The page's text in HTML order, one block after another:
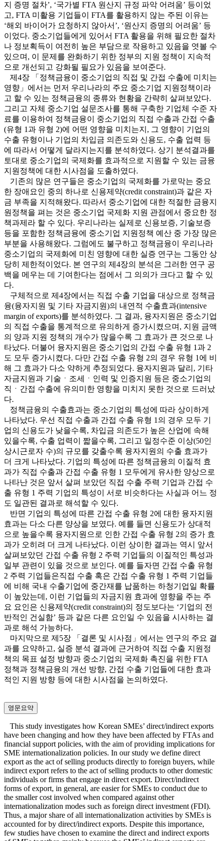
지 증명 절차’, ‘국가별 FTA 원산지 규정 파악 어려움’ 등이었
고, FTA 미활용 기업들이 FTA를 활용하지 않는 주된 이유는
‘해외 바이어가 요청하지 않아서’, ‘원산지 증명의 어려움’ 등
이었다. 중소기업들에게 있어서 FTA 활용을 위해 필요한 절차
나 정보획득이 여전히 높은 부담으로 작용하고 있음을 엿볼 수
있으며, 이 문제를 완화하기 위한 정부의 지원 정책이 지속적
으로 개선되고 강화될 필요가 있음을 보여준다.
제4장 「정책금융이 중소기업의 직접 및 간접 수출에 미치는
영향」에서는 먼저 우리나라의 주요 중소기업 지원정책이라
고 할 수 있는 정책금융의 종류와 현황을 간략히 살펴보았다.
그리고 자체 중소기업 설문조사를 통해 구축한 기업체 수준 자
료를 이용하여 정책금융이 중소기업의 직접 수출과 간접 수출
(유형 1과 유형 2)에 어떤 영향을 미치는지, 그 영향이 기업의
수출 유형이나 기업의 차입금 의존도와 신용도, 수출 업력 등
에 따라서 어떻게 달라지는지를 분석하였다. 상기 분석결과를
토대로 중소기업의 국제화를 효과적으로 지원할 수 있는 금융
지원정책에 대한 시사점을 도출하였다.
기존의 많은 연구들은 중소기업의 국제화를 가로막는 중요
한 장애요인 중의 하나로 신용제약(credit constraint)과 같은 자
금 부족을 지적해왔다. 따라서 중소기업에 대한 적절한 금융지
원정책을 펴는 것은 중소기업 국제화 지원 관점에서 중요한 정
책과제라 할 수 있다. 우리나라는 실제로 신용보증, 기술보증
등을 포함한 정책금융에 중소기업 지원정책 예산 중 가장 많은
부분을 사용해왔다. 그럼에도 불구하고 정책금융이 우리나라
중소기업의 국제화에 미친 영향에 대한 실증 연구는 그동안 상
당히 제한적이었다. 본 연구의 제4장의 분석은 그러한 연구 공
백을 메우는 데 기여한다는 점에서 그 의의가 크다고 할 수 있
다.
구체적으로 제4장에서는 직접 수출 기업을 대상으로 정책금
융(융자지원 및 기타 자금지원)의 내연적 수출효과(intensive
margin of exports)를 분석하였다. 그 결과, 융자지원은 중소기업
의 직접 수출을 통계적으로 유의하게 증가시켰으며, 지원 금액
의 양과 지원 정책의 개수가 많을수록 그 효과가 큰 것으로 나
타났다. 더불어 융자지원은 중소기업의 간접 수출 유형 1과 2
도 모두 증가시켰다. 다만 간접 수출 유형 2의 경우 유형 1에 비
해 그 효과가 다소 약하게 추정되었다. 융자지원과 달리, 기타
자금지원과 기술ㆍ조세ㆍ인력 및 인증지원 등은 중소기업의
직ㆍ간접 수출에 유의미한 영향을 미치지 못한 것으로 드러났
다.
정책금융의 수출효과는 중소기업의 특성에 따라 상이하게
나타났다. 우선 직접 수출과 간접 수출 유형 1의 경우 모두 기
업의 신용도가 낮을수록, 차입금 의존도가 높은 산업에 속해
있을수록, 수출 업력이 짧을수록, 그리고 일정수준 이상(50인
상시근로자 수)의 규모를 갖출수록 융자지원의 수출 효과가
더 크게 나타났다. 기업의 특성에 따른 정책금융의 이질적 효
과가 직접 수출과 간접 수출 유형 1 모두에게 유사한 양상으로
나타난 것은 앞서 살펴 보았던 직접 수출 주력 기업과 간접 수
출 유형 1 주력 기업의 특성이 서로 비슷하다는 사실과 어느 정
도 일관된 결과로 해석할 수 있다.
반면 기업의 특성에 따른 간접 수출 유형 2에 대한 융자지원
효과는 다소 다른 양상을 보였다. 예를 들면 신용도가 상대적
으로 높을수록 융자지원으로 인한 간접 수출 유형 2의 증가 효
과가 오히려 더 크게 나타났다. 이런 상이한 결과는 역시 앞서
살펴보았던 간접 수출 유형 2 주력 기업들의 이질적인 특성과
일부 관련이 있을 것으로 보인다. 예를 들자면 간접 수출 유형
2 주력 기업들은직접 수출 혹은 간접 수출 유형 1 주력 기업들
에 비해 국내 수출기업에 중간재를 납품하는 하청기업일 확률
이 높았는데, 이런 기업들의 자금지원 효과에 영향을 주는 주
요 요인은 신용제약(credit constraint)의 정도보다는 ‘기업의 전
반적인 건실함’ 등과 같은 다른 요인일 수 있음을 시사하는 결
과로 해석 가능하다.
마지막으로 제5장 「결론 및 시사점」에서는 연구의 주요 결
과를 요약하고, 실증 분석 결과에 근거하여 직접 수출 지원정
책의 목표 설정 방향과 중소기업의 국제화 촉진을 위한 FTA
정책과 정책금융의 개선 방향, 간접 수출 기업들에 대한 효과
적인 지원 방향 등에 대한 시사점을 논의하였다.
영문요약
This study investigates how Korean SMEs’ direct/indirect exports
have been changing and how they have been affected by FTAs and
financial support policies, with the aim of providing implications for
SME internationalization policies. In our study we define direct
export as the act of selling products directly to foreign buyers, while
indirect export refers to the act of selling products to other domestic
individuals or firms that engage in direct export. Direct/indirect
forms of export, in general, are easier for SMEs to conduct due to
the smaller cost involved when compared against other
internationalization modes such as foreign direct investment (FDI).
Thus, a major share of all internationalization activities by SMEs is
accounted for by direct/indirect exports. Despite this importance,
few studies have chosen to examine the direct and indirect exports